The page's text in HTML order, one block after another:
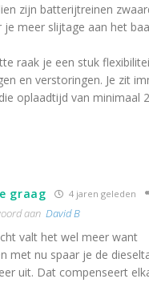
zijn batterijtreinen
je meer slijtage aan het
raak je een stuk
en verstoringen. Je zit
oplaadtijd van minimaal
graag 4 jaren geleden
aan David B
valt het wel meer want
met nu spaar je de
uit. Dat compenseert